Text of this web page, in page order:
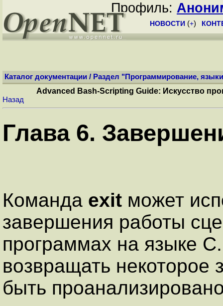
Профиль:
НОВОСТИ (+)
Каталог документации / Раздел "Программирование,
Advanced Bash-Scripting Guide: Искусство
Назад
Глава 6.
Команда exit может
завершения работы
программах на языке
возвращать некоторое
быть